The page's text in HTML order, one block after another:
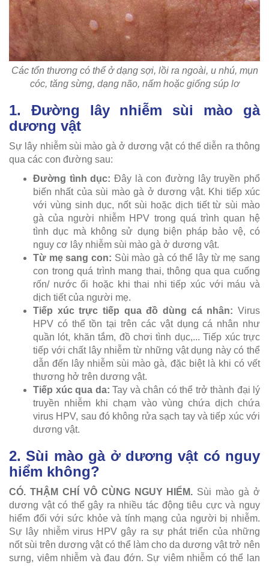
Các tổn thương có thể ở dạng sợi, lồi ra ngoài, u nhú, mụn
cóc, tăng sừng, dạng não, nấm hoặc giống súp lơ
1. Đường lây nhiễm sùi mào gà
dương vật
Sự lây nhiễm sùi mào gà ở dương vật có thể diễn ra thông
qua các con đường sau:
Đường tình dục: Đây là con đường lây truyền phổ
biến nhất của sùi mào gà ở dương vật. Khi tiếp xúc
với vùng sinh dục, nốt sùi hoặc dịch tiết từ sùi mào
gà của người nhiễm HPV trong quá trình quan hệ
tình dục mà không sử dụng biện pháp bảo vệ, có
nguy cơ lây nhiễm sùi mào gà ở dương vật.
Từ mẹ sang con: Sùi mào gà có thể lây từ mẹ sang
con trong quá trình mang thai, thông qua qua cuống
rốn/ nước ối hoặc khi thai nhi tiếp xúc với máu và
dịch tiết của người mẹ.
Tiếp xúc trực tiếp qua đồ dùng cá nhân: Virus
HPV có thể tồn tại trên các vật dụng cá nhân như
quần lót, khăn tắm, đồ chơi tình dục,... Tiếp xúc trực
tiếp với chất lây nhiễm từ những vật dụng này có thể
dẫn đến lây nhiễm sùi mào gà, đặc biệt là khi có vết
thương hở trên dương vật.
Tiếp xúc qua da: Tay và chân có thể trở thành đại lý
truyền nhiễm khi chạm vào vùng chứa dịch chứa
virus HPV, sau đó không rửa sạch tay và tiếp xúc với
dương vật.
2. Sùi mào gà ở dương vật có nguy
hiểm không?
CÓ. THẬM CHÍ VÔ CÙNG NGUY HIỂM. Sùi mào gà ở
dương vật có thể gây ra nhiều tác động tiêu cực và nguy
hiểm đối với sức khỏe và tính mạng của người bị nhiễm.
Sự lây nhiễm virus HPV gây ra sự phát triển của những
nốt sùi trên dương vật có thể làm cho da dương vật trở nên
sưng, viêm nhiễm và đau đớn. Sự viêm nhiễm có thể lan